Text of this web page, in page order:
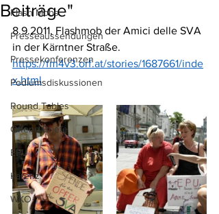
Flash Mobs
Presseaussendungen
Pressekonferenzen
Podiumsdiskussionen
Round Tables
Offene Briefe
EPU
Karenz
WKO
Beiträge"
8.9.2011, Flashmob der Amici delle SVA
in der Kärntner Straße.
https://fm4v3.orf.at/stories/1687661/inde
x.html